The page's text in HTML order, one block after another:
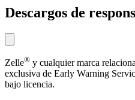
Descargos de
Zelle® y cualquier marca
exclusiva de Early Warning
bajo licencia.